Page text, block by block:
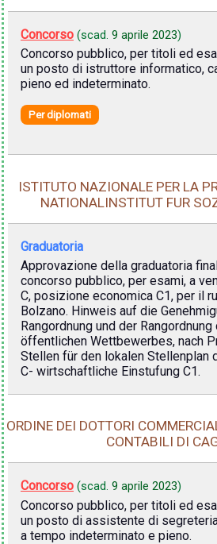
Concorso (scad. 9 aprile 2023)
Concorso pubblico, per titoli ed
un posto di istruttore informatico,
pieno ed indeterminato.
Per diplomati
ISTITUTO NAZIONALE PER LA
NATIONALINSTITUT FUR
Graduatoria
Approvazione della graduatoria
concorso pubblico, per esami, a
C, posizione economica C1, per il
Bolzano. Hinweis auf die
Rangordnung und der
öffentlichen Wettbewerbes, nach
Stellen für den lokalen Stellenplan
C- wirtschaftliche Einstufung C1.
ORDINE DEI DOTTORI
CONTABILI DI
Concorso (scad. 9 aprile 2023)
Concorso pubblico, per titoli ed
un posto di assistente di
a tempo indeterminato e pieno.